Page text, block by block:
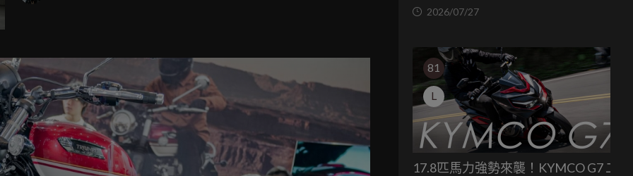
省油嗎？
2026/07/27
81
L
17.8匹馬力強勢來襲！KYMCO G7 二